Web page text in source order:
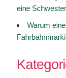
eine
Warum